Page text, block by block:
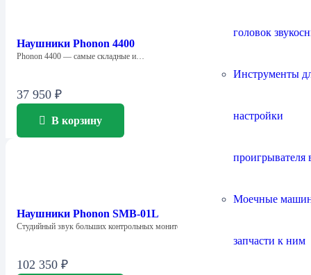
головок
Инструменты
настройки
проигрывателя
Моечные
запчасти к ним
Наушники Phonon 4400
Phonon 4400 — самые складные и…
37 950 ₽
В корзину
Наушники Phonon SMB-01L
Студийный звук больших контрольных мониторов —…
102 350 ₽